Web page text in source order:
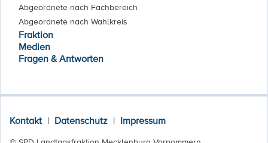
Abgeordnete nach Fachbereich
Abgeordnete nach Wahlkreis
Fraktion
Medien
Fragen & Antworten
Kontakt | Datenschutz | Impressum